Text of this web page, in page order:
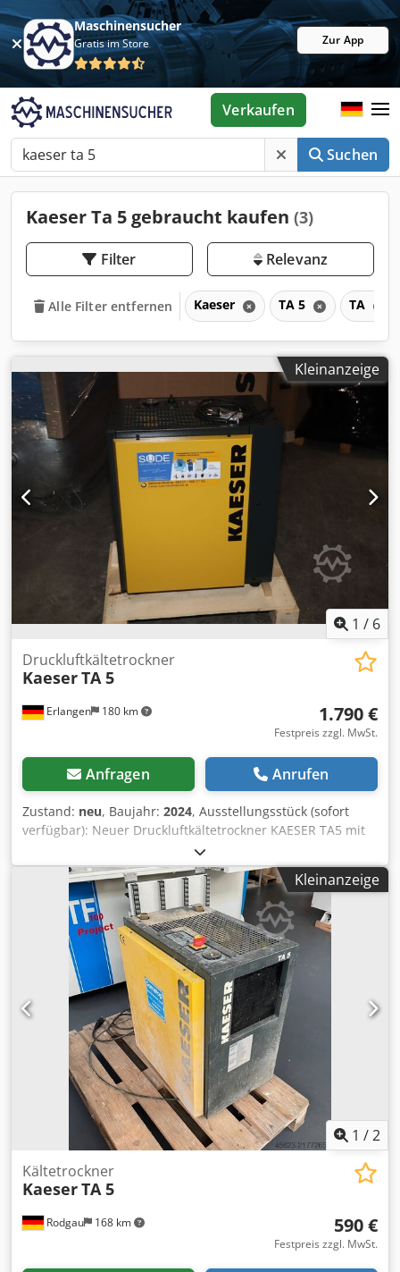
Maschinensucher
Gratis im Store Zur App
Suchen
Verkaufen
Kaeser Ta 5 gebraucht kaufen (3)
Filter Relevanz
Alle Filter entfernen Kaeser TA 5 TA
Kleinanzeige
1 / 6
Erlangen 180 km
Druckluftkältetrockner
KaeserTA 5
1.790 €
Festpreis zzgl. MwSt.
Anfragen Anrufen
Zustand: neu, Baujahr: 2024, Ausstellungsstück (sofort
verfügbar): Neuer Druckluftkältetrockner KAESER TA5 mit
engergiesparender SECOTEC-Steuerung. mit
Kondensatableiter Schwimmergesteuert mit Kältespeicher
Baujahr: 2024 Techn.Daten: Volumenstrom: 0,60 m³/min
Drucktaupunkt: 3°C Überdruck: 3 bis 16 bar
Umgebungstemperatur: +3°C bis + 43°C max. Druckluft
Eintrittstemperatur: + 55° C Anschlussdruckluft: G 3/4"
Dcedpjh Rwd Rofx Ah Sek Abmessung (B x T x H): 630 x 484
x 779 mm Gewicht: 70 kg elektrische Versorgung: 230 V / 1 /
50 Hz Besuchen Sie unsere Geschäftsräume in Erlangen.
Auf über 450 qm Ausstellungsfläche finden Sie eine große
Anzahl an gebrauchten und neuen Kompressoren.
Kleinanzeige
1 /2
Rodgau 168 km
Kältetrockner
KaeserTA 5
590 €
Festpreis zzgl. MwSt.